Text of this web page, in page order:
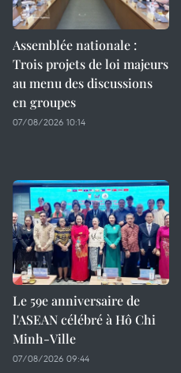
Assemblée nationale :
Trois projets de loi majeurs
au menu des discussions
en groupes
07/08/2026 10:14
Le 59e anniversaire de
l'ASEAN célébré à Hô Chi
Minh-Ville
07/08/2026 09:44